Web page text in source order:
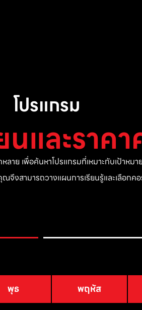
โปรแกรม
นและราค
หลาย เพื่อค้นหาโปรแกรมที่เหมาะกับเป้าห
ณจึงสามารถวางแผนการเรียนรู้และเลือก
พุธ พฤหัส